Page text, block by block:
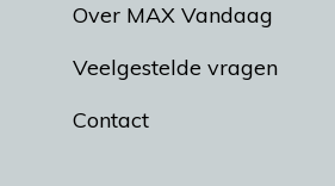
Over MAX Vandaag
Veelgestelde vragen
Contact